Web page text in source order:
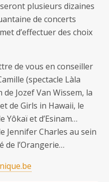
plusieurs dizaines
de concerts
d’effectuer des choix
de vous en conseiller
(spectacle Làla
Jozef Van Wissem, la
de Girls in Hawaii, le
Yôkaï et d’Esinam…
Jennifer Charles au sein
de l’Orangerie…